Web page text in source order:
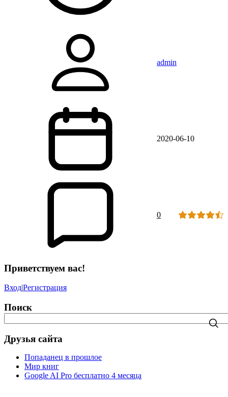
admin
2020-06-10
0
Приветствуем вас!
Вход|Регистрация
Поиск
Друзья сайта
Попаданец в прошлое
Мир книг
Google AI Pro бесплатно 4 месяца